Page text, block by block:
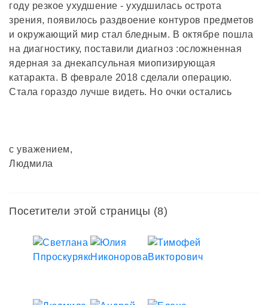
году резкое ухудшение - ухудшилась острота
зрения, появилось раздвоение контуров предметов
и окружающий мир стал бледным. В октябре пошла
на диагностику, поставили диагноз :осложненная
ядерная за днекапсульная миопизирующая
катаракта. В феврале 2018 сделали операцию.
Стала гораздо лучше видеть. Но очки остались
с уважением,
Людмила
Посетители этой страницы (8)